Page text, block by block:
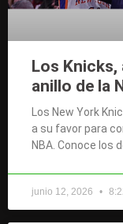
Los Knicks,
anillo de la
Los New York
a su favor para
NBA. Conoce los
junio 12, 2026